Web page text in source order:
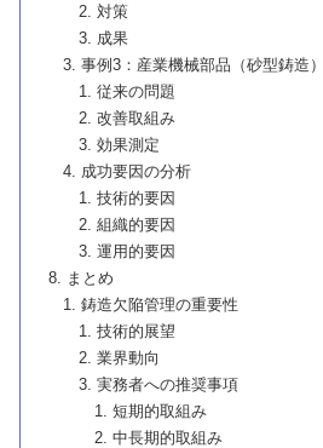
対策
成果
事例3：産業機械部品（砂型鋳造）
従来の問題
改善取組み
効果測定
成功要因の分析
技術的要因
組織的要因
運用的要因
まとめ
鋳造欠陥管理の重要性
技術的展望
業界動向
実務者への推奨事項
短期的取組み
中長期的取組み